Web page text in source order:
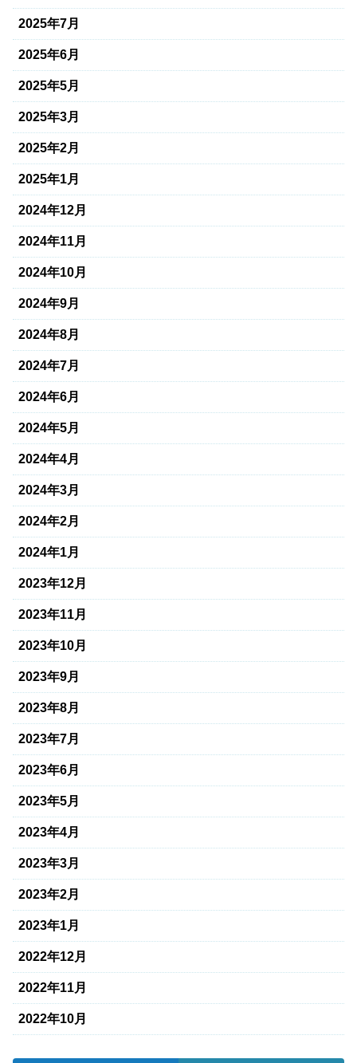
2025年7月
2025年6月
2025年5月
2025年3月
2025年2月
2025年1月
2024年12月
2024年11月
2024年10月
2024年9月
2024年8月
2024年7月
2024年6月
2024年5月
2024年4月
2024年3月
2024年2月
2024年1月
2023年12月
2023年11月
2023年10月
2023年9月
2023年8月
2023年7月
2023年6月
2023年5月
2023年4月
2023年3月
2023年2月
2023年1月
2022年12月
2022年11月
2022年10月